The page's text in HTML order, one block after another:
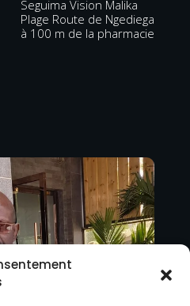
Seguima Vision Malika
Plage Route de Ngediega
à 100 m de la pharmacie